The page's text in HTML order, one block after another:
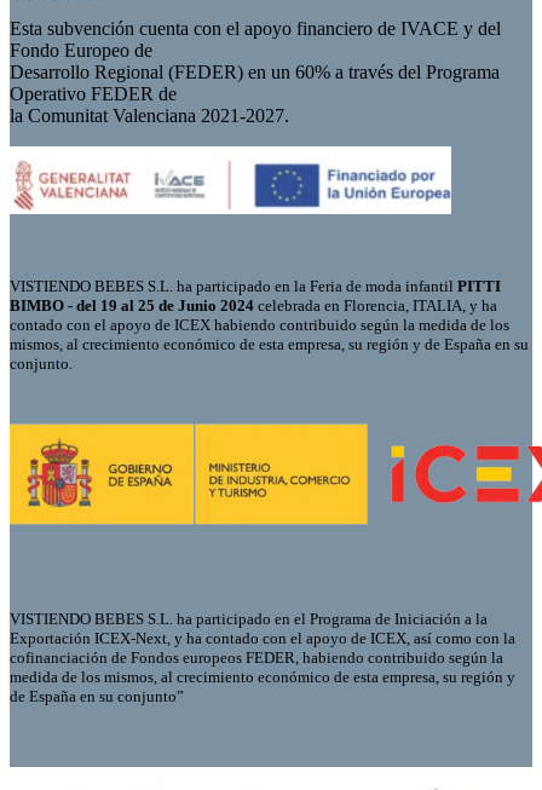
Esta subvención cuenta con el apoyo financiero de IVACE y del
Fondo Europeo de
Desarrollo Regional (FEDER) en un 60% a través del Programa
Operativo FEDER de
la Comunitat Valenciana 2021-2027.
VISTIENDO BEBES S.L. ha participado en la Feria de moda infantil PITTI
BIMBO - del 19 al 25 de Junio 2024 celebrada en Florencia, ITALIA, y ha
contado con el apoyo de ICEX habiendo contribuido según la medida de los
mismos, al crecimiento económico de esta empresa, su región y de España en su
conjunto.
VISTIENDO BEBES S.L. ha participado en el Programa de Iniciación a la
Exportación ICEX-Next, y ha contado con el apoyo de ICEX, así como con la
cofinanciación de Fondos europeos FEDER, habiendo contribuido según la
medida de los mismos, al crecimiento económico de esta empresa, su región y
de España en su conjunto”